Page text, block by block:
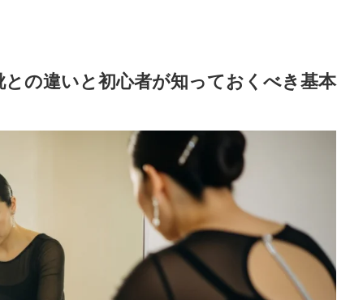
の違いと初心者が知っておくべき基本